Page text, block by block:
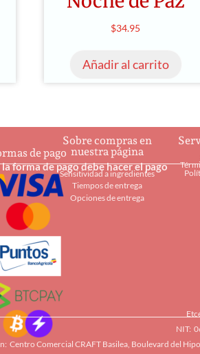
$34.95
Añadir al carrito
Sobre compras en
nuestra página
Sensitividad a ingredientes
Tiempos de entrega
Opciones de entrega
de pago
forma de pago debe hacer el pago
NIT:
Centro Comercial CRAFT Basilea, Boulevard del